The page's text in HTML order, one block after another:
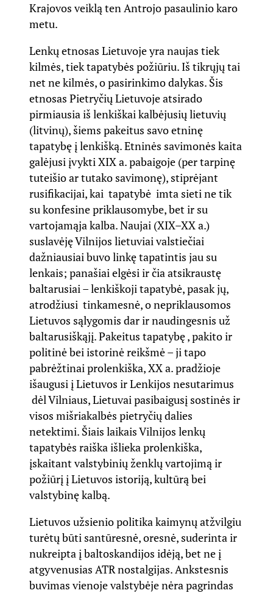
Krajovos veiklą ten Antrojo pasaulinio karo
metu.
Lenkų etnosas Lietuvoje yra naujas tiek
kilmės, tiek tapatybės požiūriu. Iš tikrųjų tai
net ne kilmės, o pasirinkimo dalykas. Šis
etnosas Pietryčių Lietuvoje atsirado
pirmiausia iš lenkiškai kalbėjusių lietuvių
(litvinų), šiems pakeitus savo etninę
tapatybę į lenkišką. Etninės savimonės kaita
galėjusi įvykti XIX a. pabaigoje (per tarpinę
tuteišio ar tutako savimonę), stiprėjant
rusifikacijai, kai tapatybė imta sieti ne tik
su konfesine priklausomybe, bet ir su
vartojamąja kalba. Naujai (XIX–XX a.)
suslavėję Vilnijos lietuviai valstiečiai
dažniausiai buvo linkę tapatintis jau su
lenkais; panašiai elgėsi ir čia atsikraustę
baltarusiai – lenkiškoji tapatybė, pasak jų,
atrodžiusi tinkamesnė, o nepriklausomos
Lietuvos sąlygomis dar ir naudingesnis už
baltarusiškąjį. Pakeitus tapatybę , pakito ir
politinė bei istorinė reikšmė – ji tapo
pabrėžtinai prolenkiška, XX a. pradžioje
išaugusi į Lietuvos ir Lenkijos nesutarimus
dėl Vilniaus, Lietuvai pasibaigusį sostinės ir
visos mišriakalbės pietryčių dalies
netektimi. Šiais laikais Vilnijos lenkų
tapatybės raiška išlieka prolenkiška,
įskaitant valstybinių ženklų vartojimą ir
požiūrį į Lietuvos istoriją, kultūrą bei
valstybinę kalbą.
Lietuvos užsienio politika kaimynų atžvilgiu
turėtų būti santūresnė, oresnė, suderinta ir
nukreipta į baltoskandijos idėją, bet ne į
atgyvenusias ATR nostalgijas. Ankstesnis
buvimas vienoje valstybėje nėra pagrindas